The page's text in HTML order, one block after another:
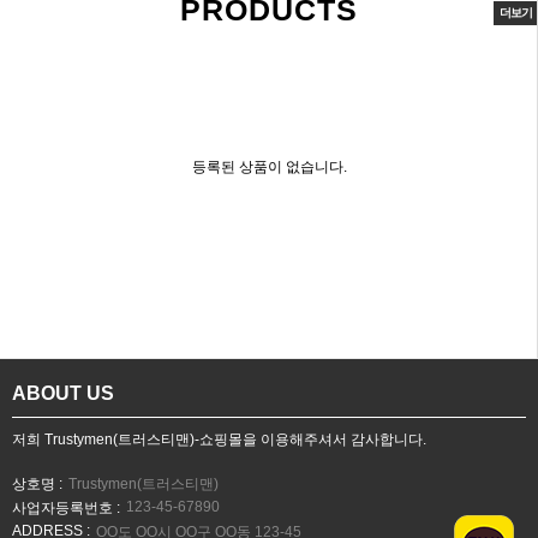
PRODUCTS 더보기
등록된 상품이 없습니다.
ABOUT US
저희 Trustymen(트러스티맨)-쇼핑몰을 이용해주셔서 감사합니다.
상호명 : Trustymen(트러스티맨)
사업자등록번호 : 123-45-67890
ADDRESS : OO도 OO시 OO구 OO동 123-45